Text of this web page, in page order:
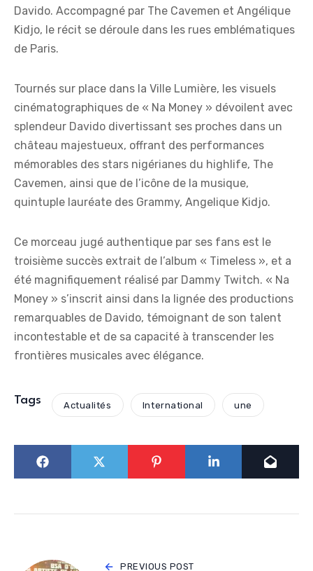
Davido. Accompagné par The Cavemen et Angélique
Kidjo, le récit se déroule dans les rues emblématiques
de Paris.
Tournés sur place dans la Ville Lumière, les visuels
cinématographiques de « Na Money » dévoilent avec
splendeur Davido divertissant ses proches dans un
château majestueux, offrant des performances
mémorables des stars nigérianes du highlife, The
Cavemen, ainsi que de l’icône de la musique,
quintuple lauréate des Grammy, Angelique Kidjo.
Ce morceau jugé authentique par ses fans est le
troisième succès extrait de l’album « Timeless », et a
été magnifiquement réalisé par Dammy Twitch. « Na
Money » s’inscrit ainsi dans la lignée des productions
remarquables de Davido, témoignant de son talent
incontestable et de sa capacité à transcender les
frontières musicales avec élégance.
Tags Actualités International une
PREVIOUS POST